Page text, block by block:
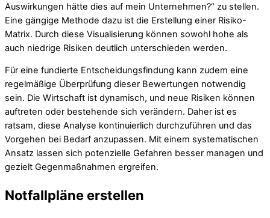
Auswirkungen hätte dies auf mein Unternehmen?“ zu stellen.
Eine gängige Methode dazu ist die Erstellung einer Risiko-
Matrix. Durch diese Visualisierung können sowohl hohe als
auch niedrige Risiken deutlich unterschieden werden.
Für eine fundierte Entscheidungsfindung kann zudem eine
regelmäßige Überprüfung dieser Bewertungen notwendig
sein. Die Wirtschaft ist dynamisch, und neue Risiken können
auftreten oder bestehende sich verändern. Daher ist es
ratsam, diese Analyse kontinuierlich durchzuführen und das
Vorgehen bei Bedarf anzupassen. Mit einem systematischen
Ansatz lassen sich potenzielle Gefahren besser managen und
gezielt Gegenmaßnahmen ergreifen.
Notfallpläne erstellen